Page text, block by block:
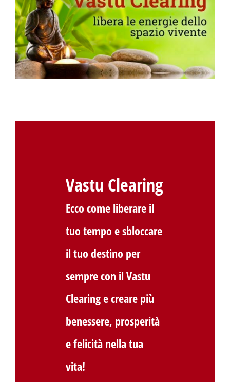
Vastu Clearing
Ecco come liberare il
tuo tempo e sbloccare
il tuo destino per
sempre con il Vastu
Clearing e creare più
benessere, prosperità
e felicità nella tua
vita!